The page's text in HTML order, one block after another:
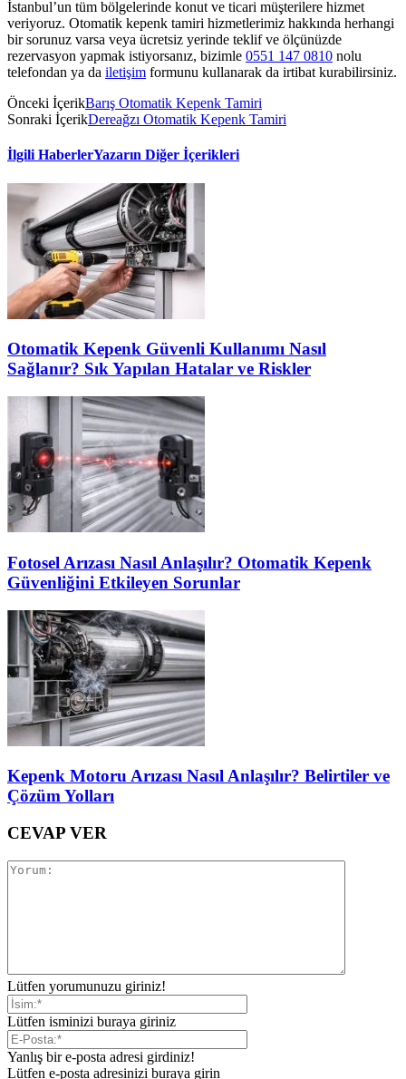
İstanbul’un tüm bölgelerinde konut ve ticari müşterilere hizmet
veriyoruz. Otomatik kepenk tamiri hizmetlerimiz hakkında herhangi
bir sorunuz varsa veya ücretsiz yerinde teklif ve ölçünüzde
rezervasyon yapmak istiyorsanız, bizimle 0551 147 0810 nolu
telefondan ya da iletişim formunu kullanarak da irtibat kurabilirsiniz.
Önceki İçerikBarış Otomatik Kepenk Tamiri
Sonraki İçerikDereağzı Otomatik Kepenk Tamiri
İlgili HaberlerYazarın Diğer İçerikleri
Otomatik Kepenk Güvenli Kullanımı Nasıl
Sağlanır? Sık Yapılan Hatalar ve Riskler
Fotosel Arızası Nasıl Anlaşılır? Otomatik Kepenk
Güvenliğini Etkileyen Sorunlar
Kepenk Motoru Arızası Nasıl Anlaşılır? Belirtiler ve
Çözüm Yolları
CEVAP VER
Lütfen yorumunuzu giriniz!
Lütfen isminizi buraya giriniz
Yanlış bir e-posta adresi girdiniz!
Lütfen e-posta adresinizi buraya girin